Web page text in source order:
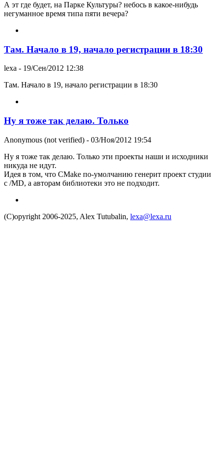
А эт где будет, на Парке Культуры? небось в какое-нибудь
негуманное время типа пяти вечера?
Там. Начало в 19, начало регистрации в 18:30
lexa - 19/Сен/2012 12:38
Там. Начало в 19, начало регистрации в 18:30
Ну я тоже так делаю. Только
Anonymous (not verified) - 03/Ноя/2012 19:54
Ну я тоже так делаю. Только эти проекты наши и исходники
никуда не идут.
Идея в том, что CMake по-умолчанию генерит проект студии
с /MD, а авторам библиотеки это не подходит.
(C)opyright 2006-2025, Alex Tutubalin, lexa@lexa.ru